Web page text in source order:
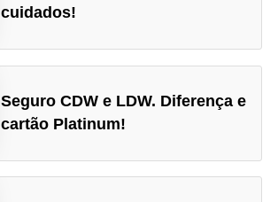
cuidados!
Seguro CDW e LDW. Diferença e
cartão Platinum!